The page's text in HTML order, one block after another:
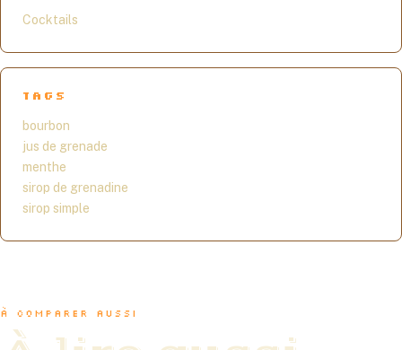
Cocktails
TAGS
bourbon
jus de grenade
menthe
sirop de grenadine
sirop simple
À COMPARER AUSSI